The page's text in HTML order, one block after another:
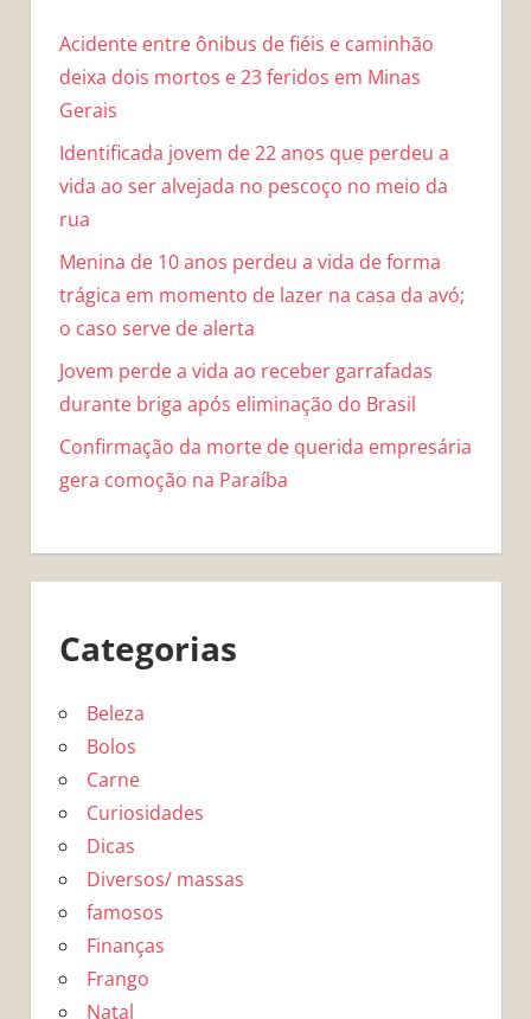
Acidente entre ônibus de fiéis e caminhão
deixa dois mortos e 23 feridos em Minas
Gerais
Identificada jovem de 22 anos que perdeu a
vida ao ser alvejada no pescoço no meio da
rua
Menina de 10 anos perdeu a vida de forma
trágica em momento de lazer na casa da avó;
o caso serve de alerta
Jovem perde a vida ao receber garrafadas
durante briga após eliminação do Brasil
Confirmação da morte de querida empresária
gera comoção na Paraíba
Categorias
Beleza
Bolos
Carne
Curiosidades
Dicas
Diversos/ massas
famosos
Finanças
Frango
Natal